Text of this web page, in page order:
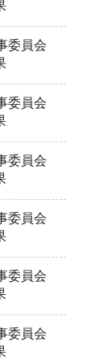
委員会
委員会
委員会
委員会
委員会
委員会